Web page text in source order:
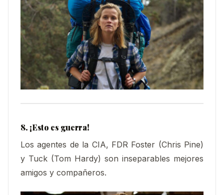
8. ¡Esto es guerra!
Los agentes de la CIA, FDR Foster (Chris Pine)
y Tuck (Tom Hardy) son inseparables mejores
amigos y compañeros.